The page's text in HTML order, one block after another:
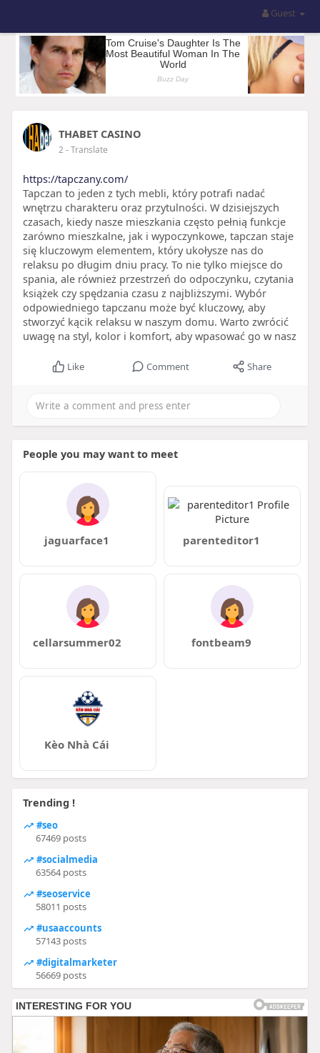
Guest
THABET CASINO
2- Translate
https://tapczany.com/
Tapczan to jeden z tych mebli, który potrafi nadać
wnętrzu charakteru oraz przytulności. W dzisiejszych
czasach, kiedy nasze mieszkania często pełnią funkcje
zarówno mieszkalne, jak i wypoczynkowe, tapczan staje
się kluczowym elementem, który ukołysze nas do
relaksu po długim dniu pracy. To nie tylko miejsce do
spania, ale również przestrzeń do odpoczynku, czytania
książek czy spędzania czasu z najbliższymi. Wybór
odpowiedniego tapczanu może być kluczowy, aby
stworzyć kącik relaksu w naszym domu. Warto zwrócić
uwagę na styl, kolor i komfort, aby wpasować go w nasz
Like Comment Share
People you may want to meet
jaguarface1 parenteditor1
cellarsummer02 fontbeam9
Kèo Nhà Cái
Trending !
#seo
67469 posts
#socialmedia
63564 posts
#seoservice
58011 posts
#usaaccounts
57143 posts
#digitalmarketer
56669 posts